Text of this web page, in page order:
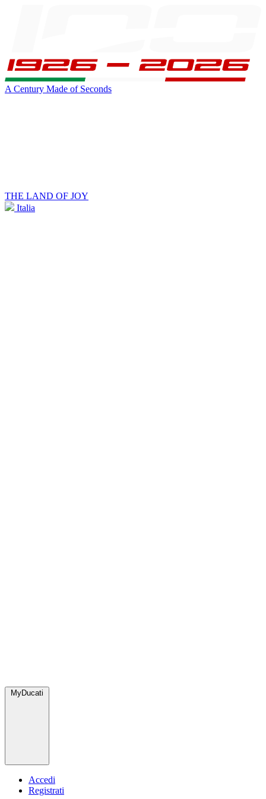
A Century Made of Seconds
THE LAND OF JOY
Italia
MyDucati
Accedi
Registrati